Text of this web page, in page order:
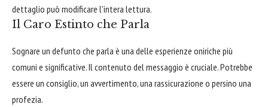
dettaglio può modificare l'intera lettura.
Il Caro Estinto che Parla
Sognare un defunto che parla è una delle esperienze oniriche più
comuni e significative. Il contenuto del messaggio è cruciale. Potrebbe
essere un consiglio, un avvertimento, una rassicurazione o persino una
profezia.